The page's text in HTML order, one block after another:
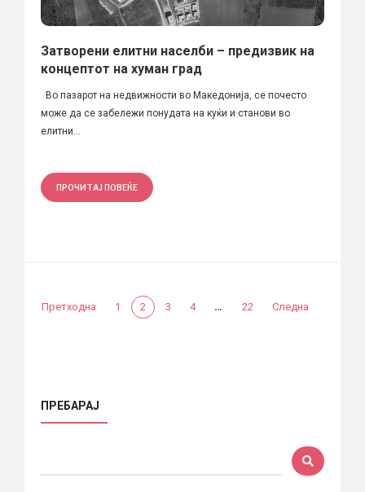
Затворени елитни населби – предизвик на
концептот на хуман град
Во пазарот на недвижности во Македонија, се почесто
може да се забележи понудата на куќи и станови во
елитни...
ПРОЧИТАЈ ПОВЕЌЕ
Претходна 1 2 3 4 … 22 Следна
ПРЕБАРАЈ